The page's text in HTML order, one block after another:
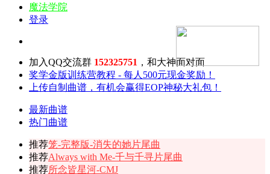
魔法学院
登录
加入QQ交流群 152325751 ，和大神面对面
奖学金版训练营教程 - 每人500元现金奖励！
上传自制曲谱，有机会赢得EOP神秘大礼包！
最新曲谱
热门曲谱
推荐笼-完整版-消失的她片尾曲
推荐Always with Me-千与千寻片尾曲
推荐所念皆星河-CMJ